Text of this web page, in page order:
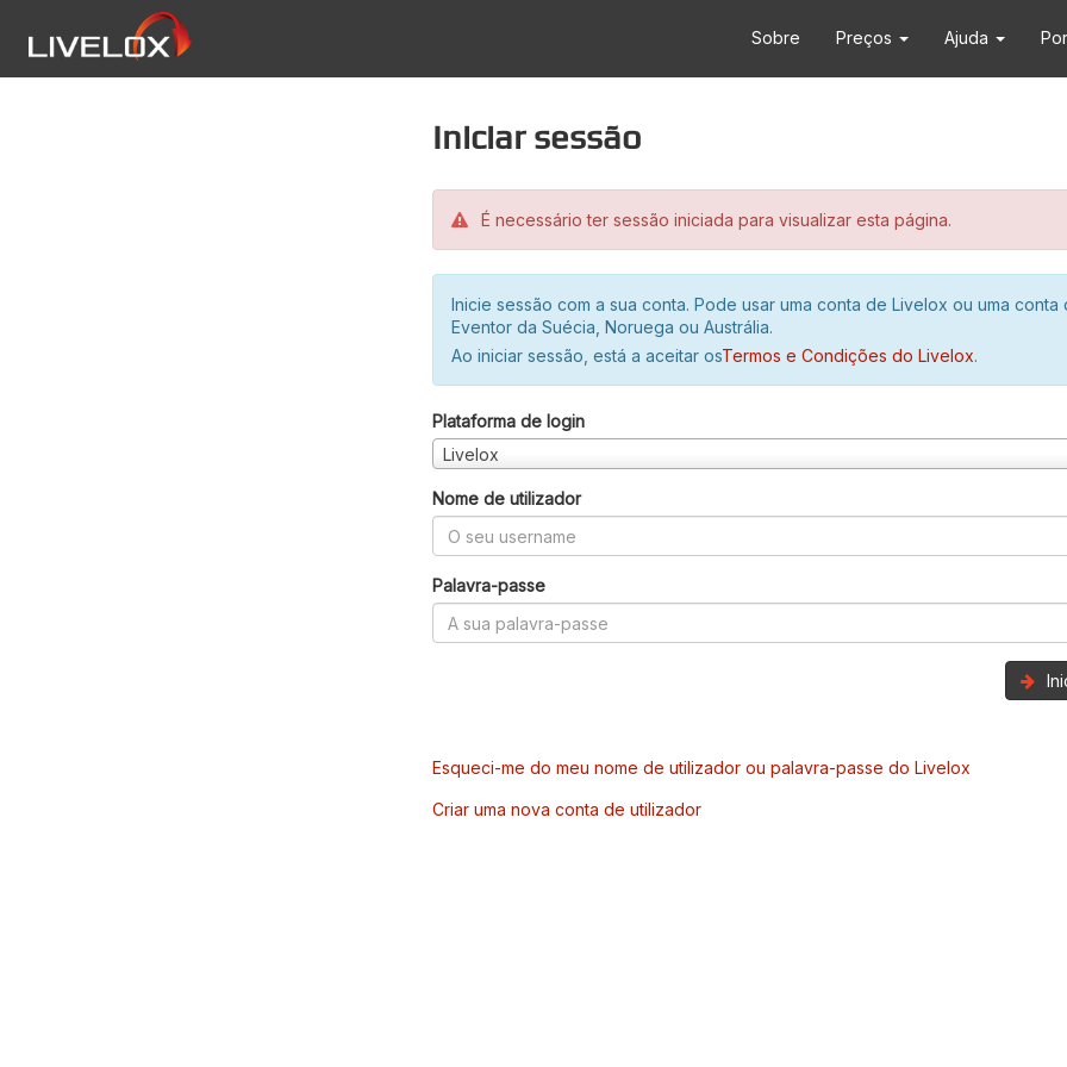
Sobre Preços Ajuda
Iniciar sessão
É necessário ter sessão iniciada para visualizar esta página.
Inicie sessão com a sua conta. Pode usar uma conta de Livelox ou uma conta
Eventor da Suécia, Noruega ou Austrália.
Ao iniciar sessão, está a aceitar osTermos e Condições do Livelox.
Plataforma de login
Livelox
Nome de utilizador
Palavra-passe
Esqueci-me do meu nome de utilizador ou palavra-passe do Livelox
Criar uma nova conta de utilizador